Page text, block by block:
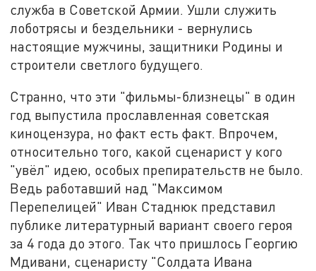
служба в Советской Армии. Ушли служить
лоботрясы и бездельники - вернулись
настоящие мужчины, защитники Родины и
строители светлого будущего.
Странно, что эти "фильмы-близнецы" в один
год выпустила прославленная советская
киноцензура, но факт есть факт. Впрочем,
относительно того, какой сценарист у кого
"увёл" идею, особых препирательств не было.
Ведь работавший над "Максимом
Перепелицей" Иван Стаднюк представил
публике литературный вариант своего героя
за 4 года до этого. Так что пришлось Георгию
Мдивани, сценаристу "Солдата Ивана